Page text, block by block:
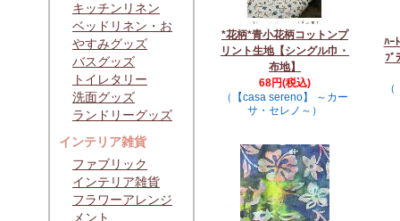
キッチンリネン
ベッドリネン・お
やすみグッズ
バスグッズ
トイレタリー
洗面グッズ
ランドリーグッズ
インテリア雑貨
ファブリック
インテリア雑貨
フラワーアレンジ
メント
*花柄*青小花柄コットンプ
リント生地【シングル巾・
布地】
68円(税込)
（【casa sereno】 ～カー
サ・セレノ～）
ﾊｰ
ﾌﾞ